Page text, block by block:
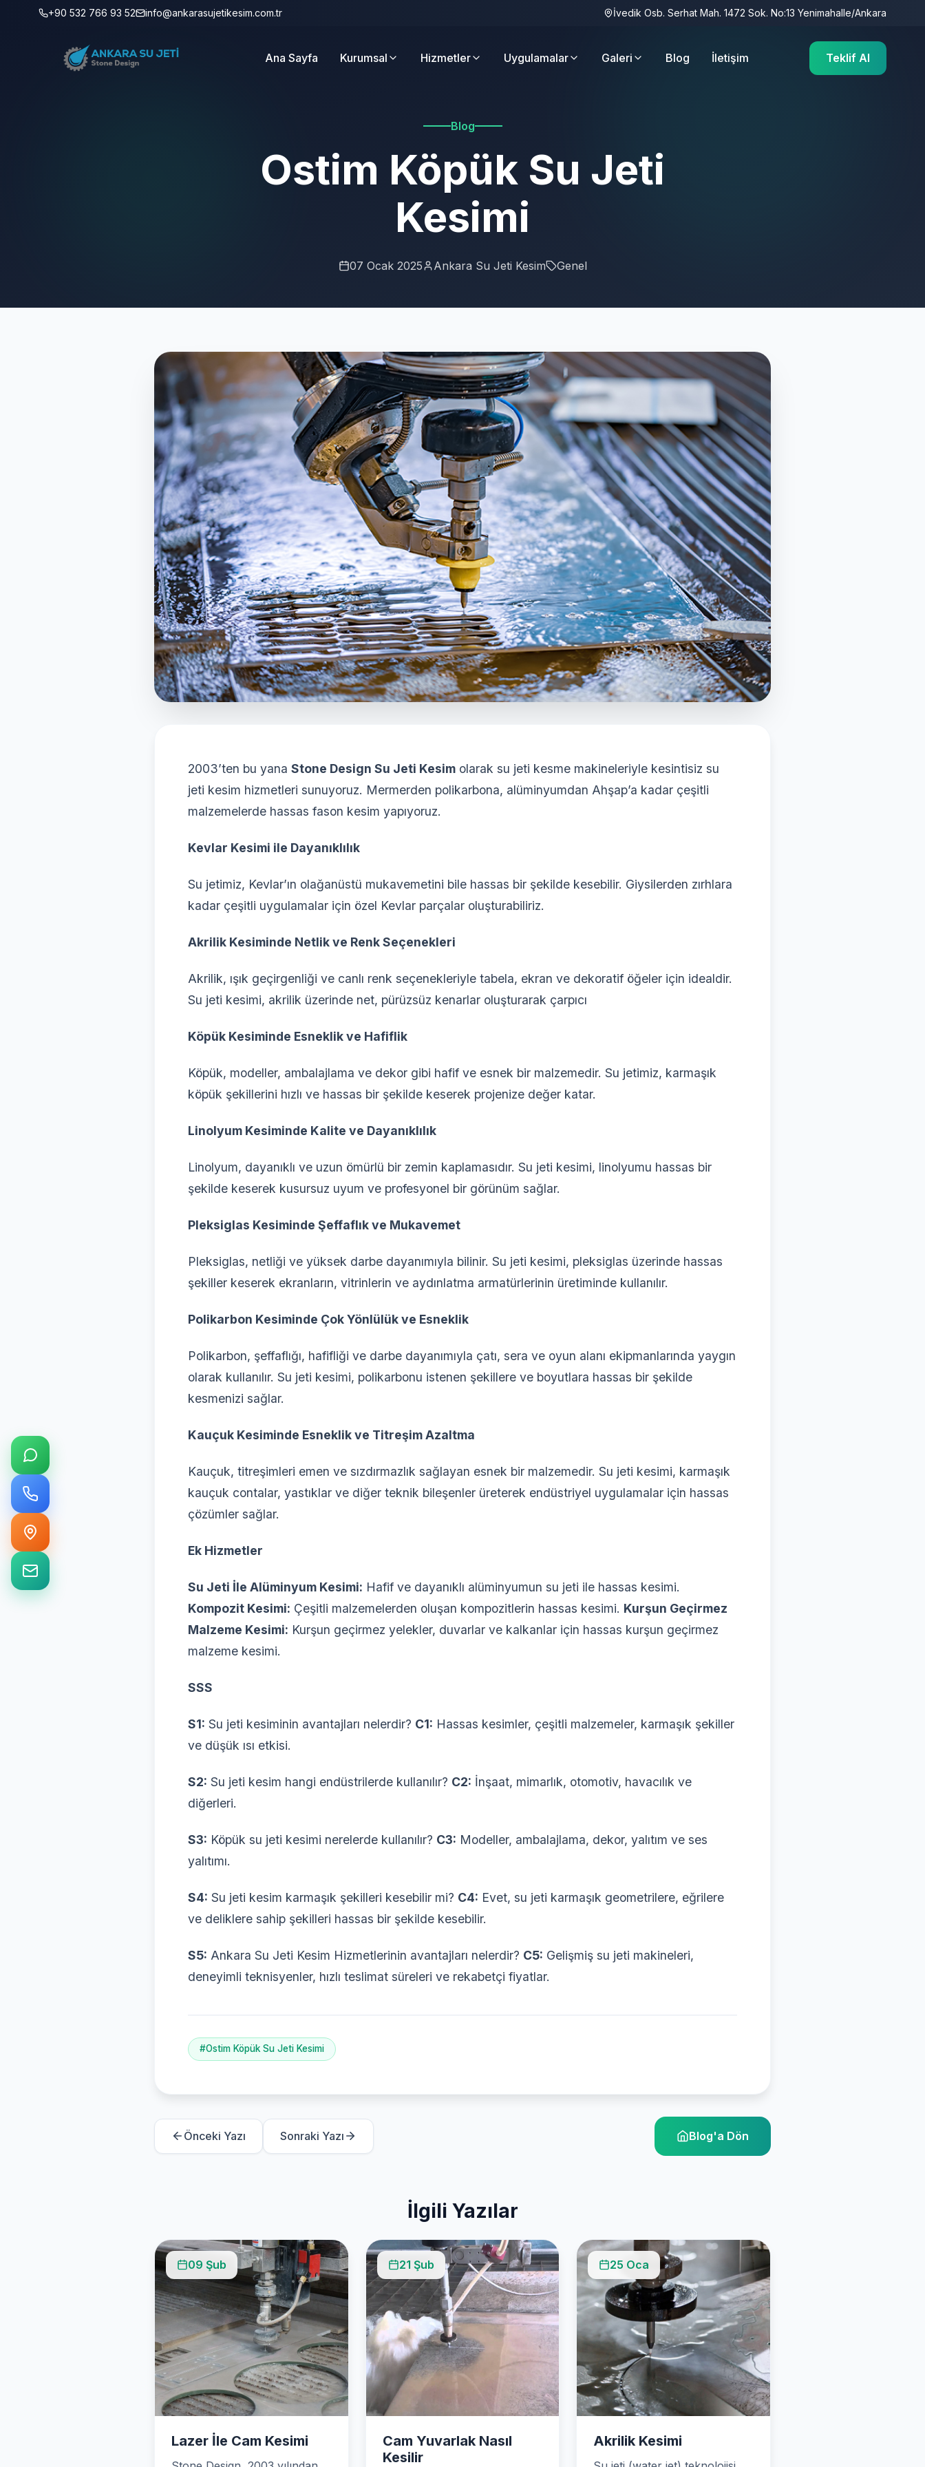
+90 532 766 93 52 info@ankarasujetikesim.com.tr İvedik Osb. Serhat Mah. 1472 Sok. No:13 Yenimahalle/Ankara
Ana Sayfa Kurumsal Hizmetler Uygulamalar Galeri Blog İletişim Teklif Al
Blog
Ostim Köpük Su Jeti
Kesimi
07 Ocak 2025 Ankara Su Jeti Kesim Genel
2003’ten bu yana Stone Design Su Jeti Kesim olarak su jeti kesme makineleriyle kesintisiz su
jeti kesim hizmetleri sunuyoruz. Mermerden polikarbona, alüminyumdan Ahşap’a kadar çeşitli
malzemelerde hassas fason kesim yapıyoruz.
Kevlar Kesimi ile Dayanıklılık
Su jetimiz, Kevlar’ın olağanüstü mukavemetini bile hassas bir şekilde kesebilir. Giysilerden zırhlara
kadar çeşitli uygulamalar için özel Kevlar parçalar oluşturabiliriz.
Akrilik Kesiminde Netlik ve Renk Seçenekleri
Akrilik, ışık geçirgenliği ve canlı renk seçenekleriyle tabela, ekran ve dekoratif öğeler için idealdir.
Su jeti kesimi, akrilik üzerinde net, pürüzsüz kenarlar oluşturarak çarpıcı
Köpük Kesiminde Esneklik ve Hafiflik
Köpük, modeller, ambalajlama ve dekor gibi hafif ve esnek bir malzemedir. Su jetimiz, karmaşık
köpük şekillerini hızlı ve hassas bir şekilde keserek projenize değer katar.
Linolyum Kesiminde Kalite ve Dayanıklılık
Linolyum, dayanıklı ve uzun ömürlü bir zemin kaplamasıdır. Su jeti kesimi, linolyumu hassas bir
şekilde keserek kusursuz uyum ve profesyonel bir görünüm sağlar.
Pleksiglas Kesiminde Şeffaflık ve Mukavemet
Pleksiglas, netliği ve yüksek darbe dayanımıyla bilinir. Su jeti kesimi, pleksiglas üzerinde hassas
şekiller keserek ekranların, vitrinlerin ve aydınlatma armatürlerinin üretiminde kullanılır.
Polikarbon Kesiminde Çok Yönlülük ve Esneklik
Polikarbon, şeffaflığı, hafifliği ve darbe dayanımıyla çatı, sera ve oyun alanı ekipmanlarında yaygın
olarak kullanılır. Su jeti kesimi, polikarbonu istenen şekillere ve boyutlara hassas bir şekilde
kesmenizi sağlar.
Kauçuk Kesiminde Esneklik ve Titreşim Azaltma
Kauçuk, titreşimleri emen ve sızdırmazlık sağlayan esnek bir malzemedir. Su jeti kesimi, karmaşık
kauçuk contalar, yastıklar ve diğer teknik bileşenler üreterek endüstriyel uygulamalar için hassas
çözümler sağlar.
Ek Hizmetler
Su Jeti İle Alüminyum Kesimi: Hafif ve dayanıklı alüminyumun su jeti ile hassas kesimi.
Kompozit Kesimi: Çeşitli malzemelerden oluşan kompozitlerin hassas kesimi. Kurşun Geçirmez
Malzeme Kesimi: Kurşun geçirmez yelekler, duvarlar ve kalkanlar için hassas kurşun geçirmez
malzeme kesimi.
SSS
S1: Su jeti kesiminin avantajları nelerdir? C1: Hassas kesimler, çeşitli malzemeler, karmaşık şekiller
ve düşük ısı etkisi.
S2: Su jeti kesim hangi endüstrilerde kullanılır? C2: İnşaat, mimarlık, otomotiv, havacılık ve
diğerleri.
S3: Köpük su jeti kesimi nerelerde kullanılır? C3: Modeller, ambalajlama, dekor, yalıtım ve ses
yalıtımı.
S4: Su jeti kesim karmaşık şekilleri kesebilir mi? C4: Evet, su jeti karmaşık geometrilere, eğrilere
ve deliklere sahip şekilleri hassas bir şekilde kesebilir.
S5: Ankara Su Jeti Kesim Hizmetlerinin avantajları nelerdir? C5: Gelişmiş su jeti makineleri,
deneyimli teknisyenler, hızlı teslimat süreleri ve rekabetçi fiyatlar.
#Ostim Köpük Su Jeti Kesimi
Önceki Yazı Sonraki Yazı Blog'a Dön
İlgili Yazılar
09 Şub
Lazer İle Cam Kesimi
21 Şub
Cam Yuvarlak Nasıl
Kesilir
25 Oca
Akrilik Kesimi